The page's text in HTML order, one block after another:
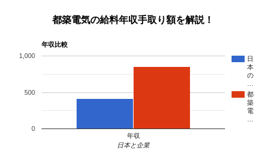
都築電気の給料年収手取り額を解説！
年収比較
日
本
の
都
築
電
年収
0
500
1,000
日本と企業